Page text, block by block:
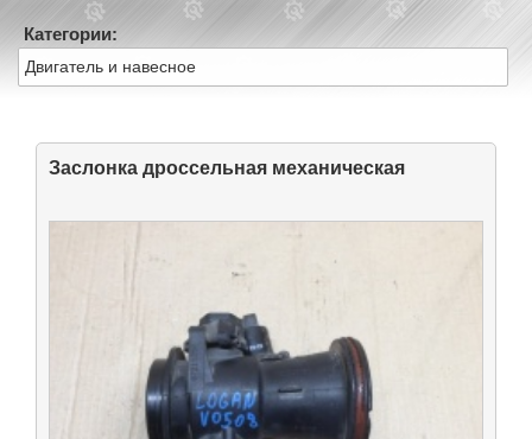
Категории:
Двигатель и навесное
Заслонка дроссельная механическая